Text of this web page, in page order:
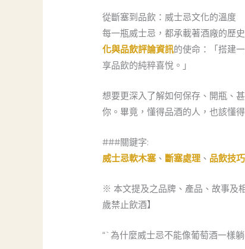
從斷塞到品飲：威士忌文化的溫度
每一瓶威士忌，都承載著酒廠的歷
化與品飲評論資訊的使命：「搭建
享品飲的純粹喜悅。」
想要更深入了解如何保存、開瓶、
你。畢竟，懂得品酒的人，也該懂
###關鍵字:
威士忌軟木塞 、 斷塞處理 、 品飲技巧
※ 本文提及之品牌、產品、故事及
歲禁止飲酒】
“`為什麼威士忌不能像葡萄酒一樣躺